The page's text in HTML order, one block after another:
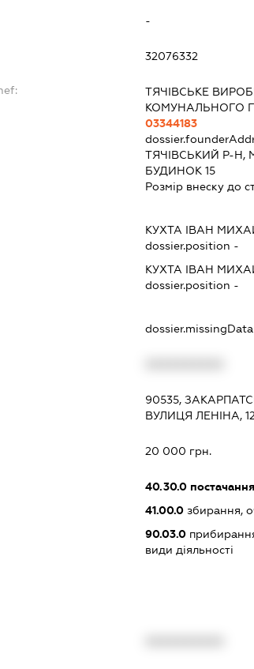
-
32076332
ТЯЧІВСЬКЕ
КОМУНАЛЬНОГО
03344183
ТЯЧІВСЬКИЙ Р-Н,
БУДИНОК 15
Розмір внеску до
КУХТА ІВАН
dossier.position -
КУХТА ІВАН
dossier.position -
dossier.missingData
90535,
ВУЛИЦЯ ЛЕНІНА,
20 000 грн.
40.30.0
41.00.0збирання,
90.03.0прибирання
види діяльності